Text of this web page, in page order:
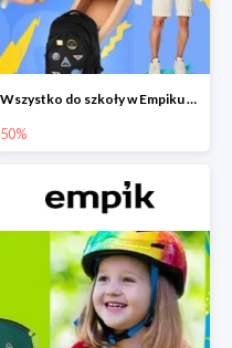
Wszystko do szkoły w Empiku do -50%
50%